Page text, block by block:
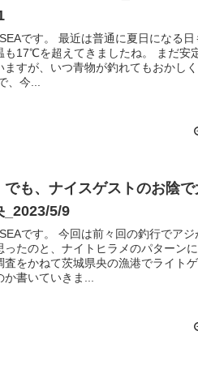
です。 最近は普通に夏日になる日
も17℃を超えてきましたね。 まだ安
ますが、いつ青物が釣れてもおかし
、今...
でも、ナイスゲストのお陰
_2023/5/9
です。 今回は前々回の釣行でアジ
ったのと、ナイトヒラメのパターン
をかねて茨城県央の漁港でライトゲ
書いていきま...